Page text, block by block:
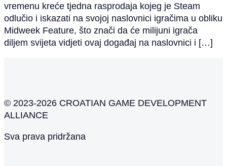
vremenu kreće tjedna rasprodaja kojeg je Steam
odlučio i iskazati na svojoj naslovnici igračima u obliku
Midweek Feature, što znači da će milijuni igrača
diljem svijeta vidjeti ovaj događaj na naslovnici i […]
© 2023-2026 CROATIAN GAME DEVELOPMENT
ALLIANCE
Sva prava pridržana